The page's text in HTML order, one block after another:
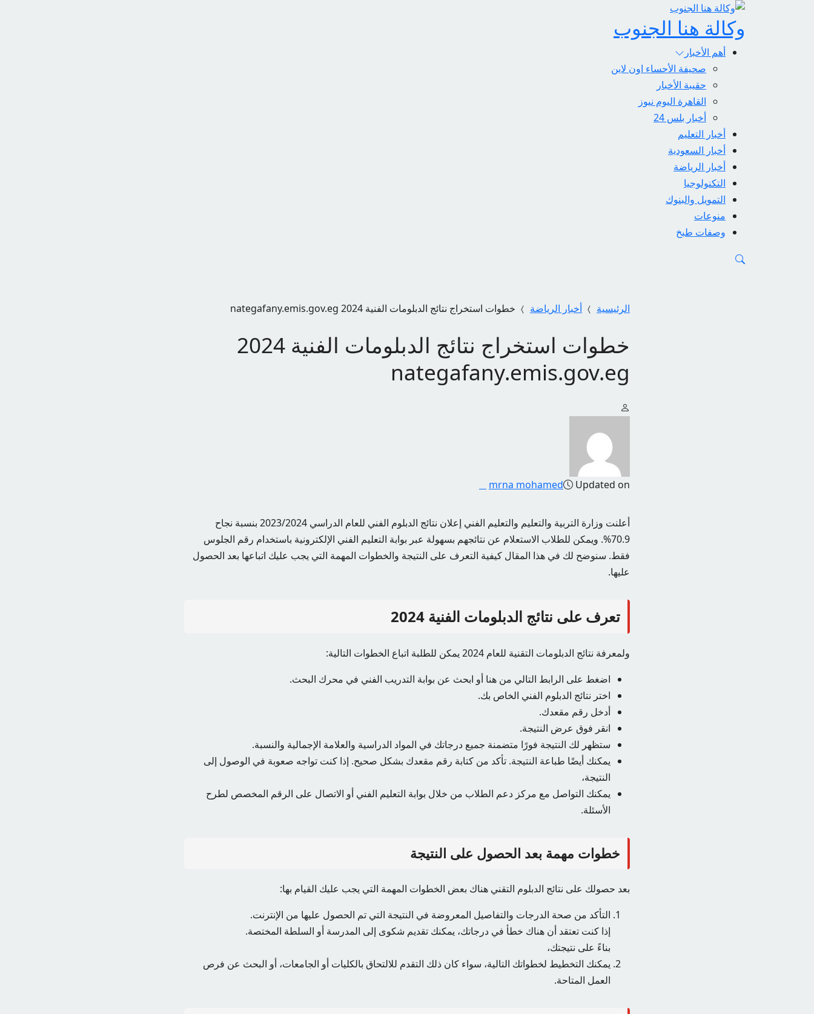
وكالة هنا الجنوب
أهم الأخبار
صحيفة الأحساء اون لاين
حقيبة الأخبار
القاهرة اليوم نيوز
أخبار بلس 24
أخبار التعليم
أخبار السعودية
أخبار الرياضة
التكنولوجيا
التمويل والبنوك
منوعات
وصفات طبخ
الرئيسية أخبار الرياضة خطوات استخراج نتائج الدبلومات الفنية 2024 nategafany.emis.gov.eg
خطوات استخراج نتائج الدبلومات الفنية 2024
nategafany.emis.gov.eg
mrna mohamed Updated on
أعلنت وزارة التربية والتعليم والتعليم الفني إعلان نتائج الدبلوم الفني للعام الدراسي 2023/2024 بنسبة نجاح
70.9%. ويمكن للطلاب الاستعلام عن نتائجهم بسهولة عبر بوابة التعليم الفني الإلكترونية باستخدام رقم الجلوس
فقط. سنوضح لك في هذا المقال كيفية التعرف على النتيجة والخطوات المهمة التي يجب عليك اتباعها بعد الحصول
عليها.
تعرف على نتائج الدبلومات الفنية 2024
ولمعرفة نتائج الدبلومات التقنية للعام 2024 يمكن للطلبة اتباع الخطوات التالية:
اضغط على الرابط التالي من هنا أو ابحث عن بوابة التدريب الفني في محرك البحث.
اختر نتائج الدبلوم الفني الخاص بك.
أدخل رقم مقعدك.
انقر فوق عرض النتيجة.
ستظهر لك النتيجة فورًا متضمنة جميع درجاتك في المواد الدراسية والعلامة الإجمالية والنسبة.
يمكنك أيضًا طباعة النتيجة. تأكد من كتابة رقم مقعدك بشكل صحيح. إذا كنت تواجه صعوبة في الوصول إلى
النتيجة،
يمكنك التواصل مع مركز دعم الطلاب من خلال بوابة التعليم الفني أو الاتصال على الرقم المخصص لطرح
الأسئلة.
خطوات مهمة بعد الحصول على النتيجة
بعد حصولك على نتائج الدبلوم التقني هناك بعض الخطوات المهمة التي يجب عليك القيام بها:
التأكد من صحة الدرجات والتفاصيل المعروضة في النتيجة التي تم الحصول عليها من الإنترنت.
إذا كنت تعتقد أن هناك خطأ في درجاتك، يمكنك تقديم شكوى إلى المدرسة أو السلطة المختصة.
بناءً على نتيجتك،
يمكنك التخطيط لخطواتك التالية، سواء كان ذلك التقدم للالتحاق بالكليات أو الجامعات، أو البحث عن فرص
العمل المتاحة.